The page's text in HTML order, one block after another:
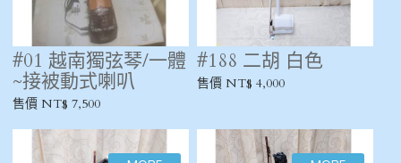
#01 越南獨弦琴/一體
~接被動式喇叭
售價 NT$ 7,500
#188 二胡 白色
售價 NT$ 4,000